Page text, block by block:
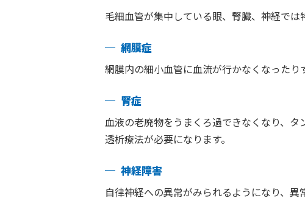
毛細血管が集中している眼、腎臓、神経では
網膜症
網膜内の細小血管に血流が行かなくなったり
腎症
血液の老廃物をうまくろ過できなくなり、
透析療法が必要になります。
神経障害
自律神経への異常がみられるようになり、